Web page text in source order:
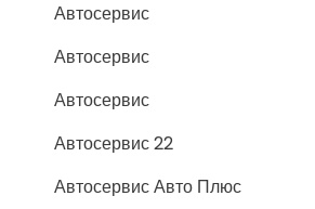
Автосервис
Автосервис
Автосервис
Автосервис 22
Автосервис Авто Плюс